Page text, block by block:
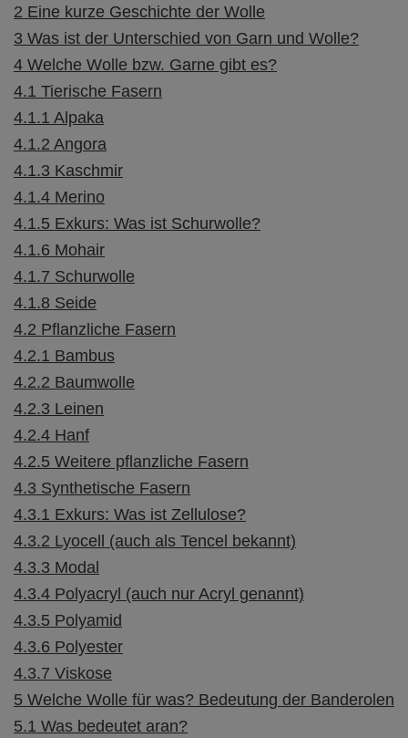
2 Eine kurze Geschichte der Wolle
3 Was ist der Unterschied von Garn und Wolle?
4 Welche Wolle bzw. Garne gibt es?
4.1 Tierische Fasern
4.1.1 Alpaka
4.1.2 Angora
4.1.3 Kaschmir
4.1.4 Merino
4.1.5 Exkurs: Was ist Schurwolle?
4.1.6 Mohair
4.1.7 Schurwolle
4.1.8 Seide
4.2 Pflanzliche Fasern
4.2.1 Bambus
4.2.2 Baumwolle
4.2.3 Leinen
4.2.4 Hanf
4.2.5 Weitere pflanzliche Fasern
4.3 Synthetische Fasern
4.3.1 Exkurs: Was ist Zellulose?
4.3.2 Lyocell (auch als Tencel bekannt)
4.3.3 Modal
4.3.4 Polyacryl (auch nur Acryl genannt)
4.3.5 Polyamid
4.3.6 Polyester
4.3.7 Viskose
5 Welche Wolle für was? Bedeutung der Banderolen
5.1 Was bedeutet aran?